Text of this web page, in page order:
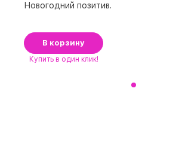
Новогодний позитив.
В корзину
Купить в один клик!